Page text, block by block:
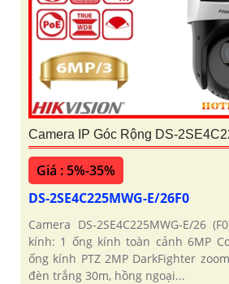
Camera IP Góc Rộng DS-
Giá : 5%-35%
DS-2SE4C225MWG-E/26F0
Camera DS-2SE4C225MWG-E/26
kính: 1 ống kính toàn cảnh 6MP
ống kính PTZ 2MP DarkFighter
đèn trắng 30m, hồng ngoại...